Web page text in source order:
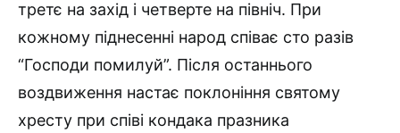
третє на захід і четверте на північ. При
кожному піднесенні народ співає сто разів
“Господи помилуй”. Після останнього
воздвиження настає поклоніння святому
хресту при співі кондака празника